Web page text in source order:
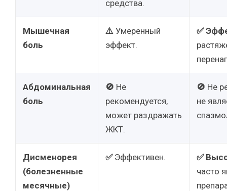
средства.
Мышечная
боль
⚠️ Умеренный
эффект.
✅
Абдоминальная
боль
🚫 Не
рекомендуется,
может раздражать
ЖКТ.
🚫 Не
не
Дисменорея
(болезненные
месячные)
✅Эффективен. ✅
часто